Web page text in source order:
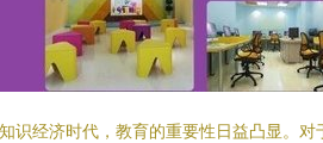
识经济时代，教育的重要性日益凸显。